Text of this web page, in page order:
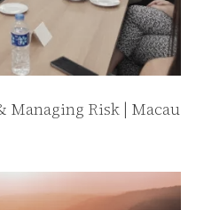
Managing Risk | Macau